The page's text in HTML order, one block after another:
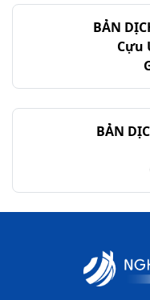
BẢN
Cựu
BẢN